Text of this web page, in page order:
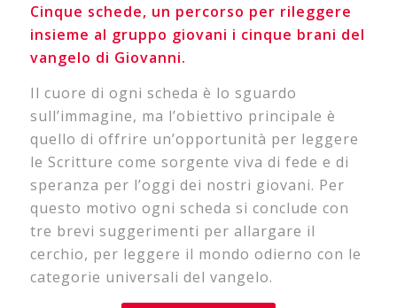
Cinque schede, un percorso per rileggere
insieme al gruppo giovani i cinque brani del
vangelo di Giovanni.
Il cuore di ogni scheda è lo sguardo
sull’immagine, ma l’obiettivo principale è
quello di offrire un’opportunità per leggere
le Scritture come sorgente viva di fede e di
speranza per l’oggi dei nostri giovani. Per
questo motivo ogni scheda si conclude con
tre brevi suggerimenti per allargare il
cerchio, per leggere il mondo odierno con le
categorie universali del vangelo.